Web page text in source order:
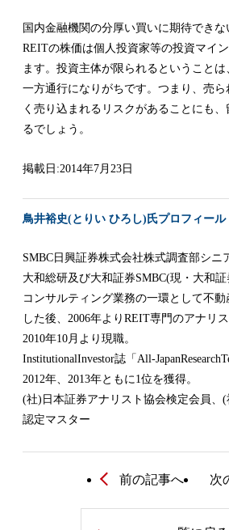
国内金融機関の分厚い買いに期待でき
REITの株価は個人投資家等の投資マイ
ます。投資主体が限られるということ
一方通行になりがちです。つまり、売ら
く売り込まれるリスクがあることにも
るでしょう。
掲載日:2014年7月23日
鳥井裕史(とりい ひろし)氏プロフィール
SMBC日興証券株式会社株式調査部シニ
大和総研及び大和証券SMBC(現・大和
コンサルティング業務の一環として不
した後、2006年よりREIT専門のアナリ
2010年10月より現職。
InstitutionalInvestor誌「All-
2012年、2013年ともに1位を獲得。
(社)日本証券アナリスト協会検定会員、
認定マスター
前の記事へ 次